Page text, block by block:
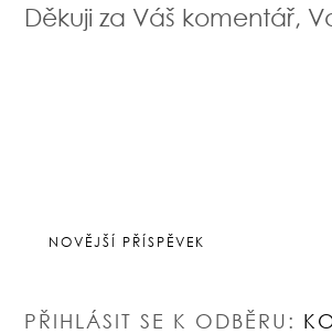
Děkuji za Váš komentář,
NOVĚJŠÍ PŘÍSPĚVEK
PŘIHLÁSIT SE K ODBĚRU: